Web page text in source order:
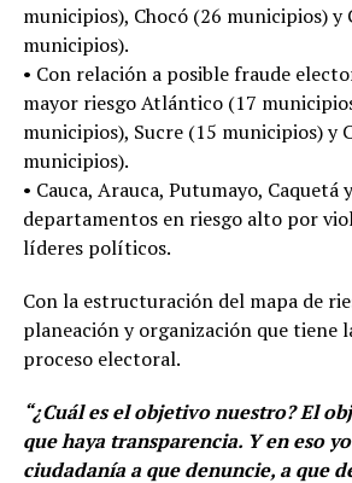
municipios), Chocó (26 municipios) y
municipios).
• Con relación a posible fraude
mayor riesgo Atlántico (17
municipios), Sucre (15 municipios) y
municipios).
• Cauca, Arauca, Putumayo, Caquetá
departamentos en riesgo alto por
líderes políticos.
Con la estructuración del mapa de
planeación y organización que tiene
proceso electoral.
“¿Cuál es el objetivo nuestro? El
que haya transparencia. Y en eso
ciudadanía a que denuncie, a que